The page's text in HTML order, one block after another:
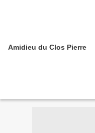
Amidieu du Clos Pierre